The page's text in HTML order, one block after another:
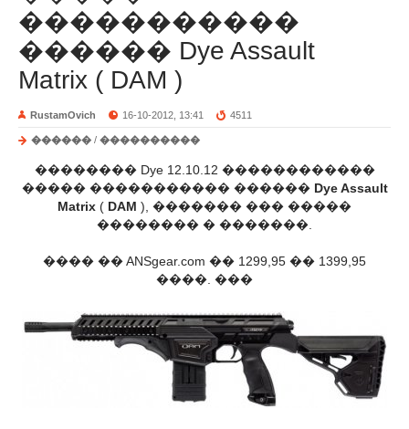
�����������
������ Dye Assault
Matrix ( DAM )
RustamOvich 16-10-2012, 13:41 4511
������ / ����������
�������� Dye 12.10.12 ������������
����� ����������� ������ Dye Assault
Matrix ( DAM ), ������� ��� �����
�������� � �������.
���� �� ANSgear.com �� 1299,95 �� 1399,95
����. ���